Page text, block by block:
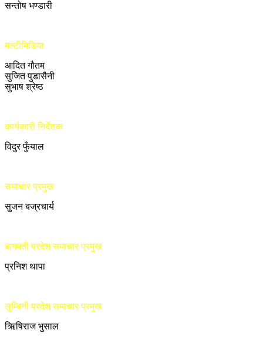
सन्तोष भण्डारी
मल्टीमिडिया
आदित गौतम
सुजित पुडासैनी
सुभाष श्रेष्ठ
कार्यकारी निर्देशक
विदुर फुँयाल
समाचार प्रमुख
सुजन बज्रचार्य
बागमती प्रदेश समाचार प्रमुख
प्रनिश थापा
लुम्बिनी प्रदेश समाचार प्रमुख
ऋिषिराज भुसाल